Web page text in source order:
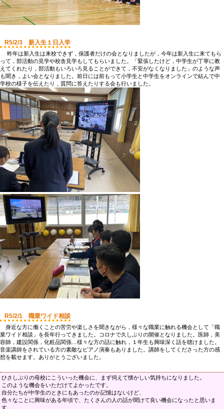
R5/2/3 新入生１日入学
昨年は新入生は来校できず，保護者だけの会となりましたが，今年は新入生に来てもら
って，部活動の見学や校舎見学もしてもらいました。「緊張したけど，中学生が丁寧に教
えてくれたり，部活動もいろいろ見ることができて，不安がなくなりました」のような声
も聞き，よい会となりました。前日には前もって小学生と中学生をオンラインで結んで中
学校の様子を伝えたり，質問に答えたりする会も行いました。
R5/2/1 職業ワイド相談
身近な方に働くことの苦労や楽しさを聞きながら，様々な職業に触れる機会として「職
業ワイド相談」を長年行ってきました。コロナで久しぶりの開催となりました。医師，美
容師，建設関係，化粧品関係…様々な方の話に触れ，１年生も興味深く話を聴けました。
音楽講師をされている方の素敵なピアノ演奏もありました。講師をしてくださった方の感
想を載せます。ありがとうございました。
ひさしぶりの母校にこういった機会に、まず伺えて懐かしい気持ちになりました。
このような機会をいただけてよかったです。
自分たちが中学生のときにもあったのか記憶はないけど、
色々なことに興味がある年頃で、たくさんの人の話が聞けて良い機会になったと思いま
す。